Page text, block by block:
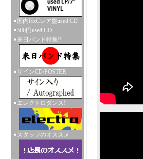
国内HxCレア盤used CD
500円used CD
来日バンド特集!!
サインCD/POSTER
エレクトロダンス!
スタッフのオススメ